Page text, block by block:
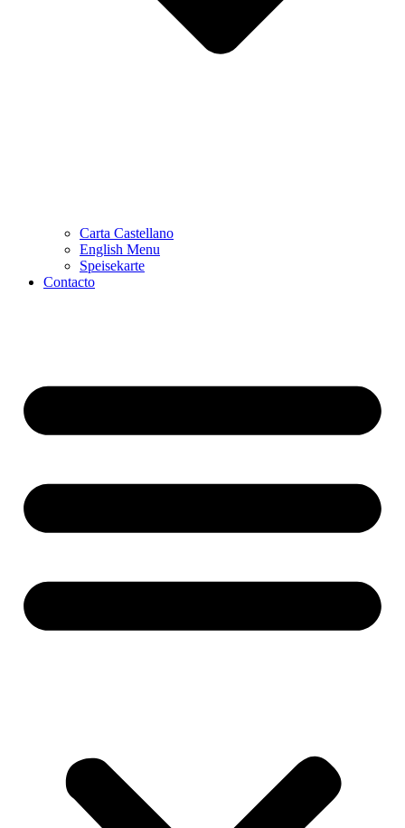
Carta Castellano
English Menu
Speisekarte
Contacto